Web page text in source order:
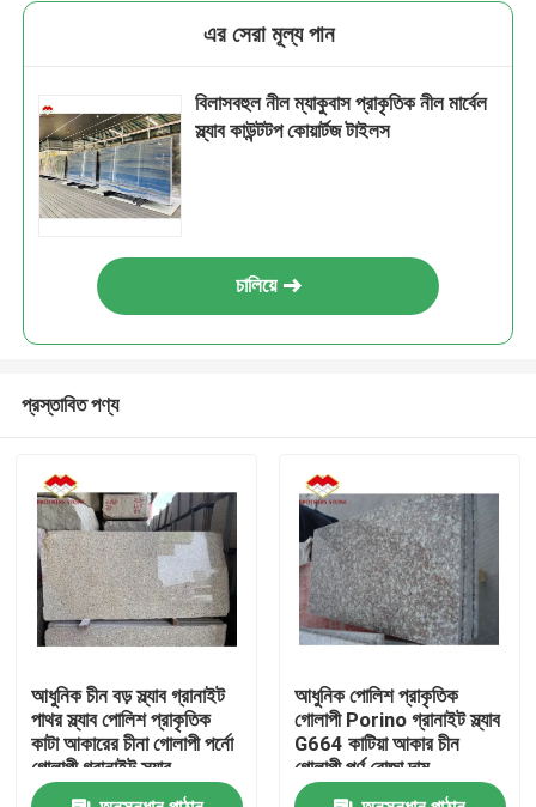
এর সেরা মূল্য পান
বিলাসবহুল নীল ম্যাকুবাস প্রাকৃতিক নীল মার্বেল
স্ল্যাব কাউন্টটপ কোয়ার্টজ টাইলস
চালিয়ে
প্রস্তাবিত পণ্য
আধুনিক চীন বড় স্ল্যাব গ্রানাইট
পাথর স্ল্যাব পোলিশ প্রাকৃতিক
কাটা আকারের চীনা গোলাপী পর্নো
গোলাপী গ্রানাইট স্ল্যাব
আধুনিক পোলিশ প্রাকৃতিক
গোলাপী Porino গ্রানাইট স্ল্যাব
G664 কাটিয়া আকার চীন
গোলাপী পর্ণ রোজা দাম